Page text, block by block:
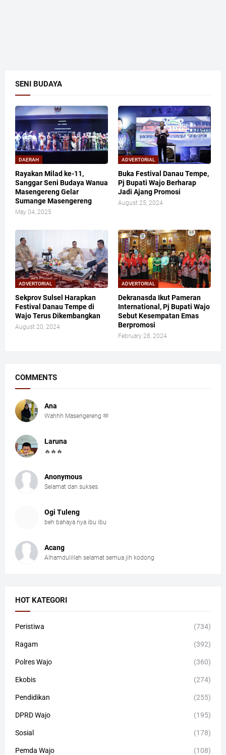
SENI BUDAYA
DAERAH
Rayakan Milad ke-11,
Sanggar Seni Budaya Wanua
Masengereng Gelar
Sumange Masengereng
May 04, 2025
ADVERTORIAL
Buka Festival Danau Tempe,
Pj Bupati Wajo Berharap
Jadi Ajang Promosi
August 25, 2024
ADVERTORIAL
Sekprov Sulsel Harapkan
Festival Danau Tempe di
Wajo Terus Dikembangkan
August 20, 2024
ADVERTORIAL
Dekranasda Ikut Pameran
International, Pj Bupati Wajo
Sebut Kesempatan Emas
Berpromosi
February 28, 2024
COMMENTS
Ana
Wahhh Masengereng 🫶
Laruna
🔥🔥🔥
Anonymous
Selamat dan sukses.
Ogi Tuleng
beh bahaya nya ibu ibu
Acang
Alhamdulillah selamat semua jih kodong
HOT KATEGORI
Peristiwa (734)
Ragam (392)
Polres Wajo (360)
Ekobis (274)
Pendidikan (255)
DPRD Wajo (195)
Sosial (178)
Pemda Wajo (108)